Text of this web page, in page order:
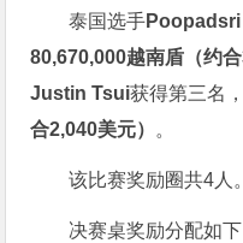
泰国选手
80,670,000越南盾（约合
Justin Tsui获得第三名
合2,040美元） 。
该比赛奖励圈共4人。
决赛桌奖励分配如下